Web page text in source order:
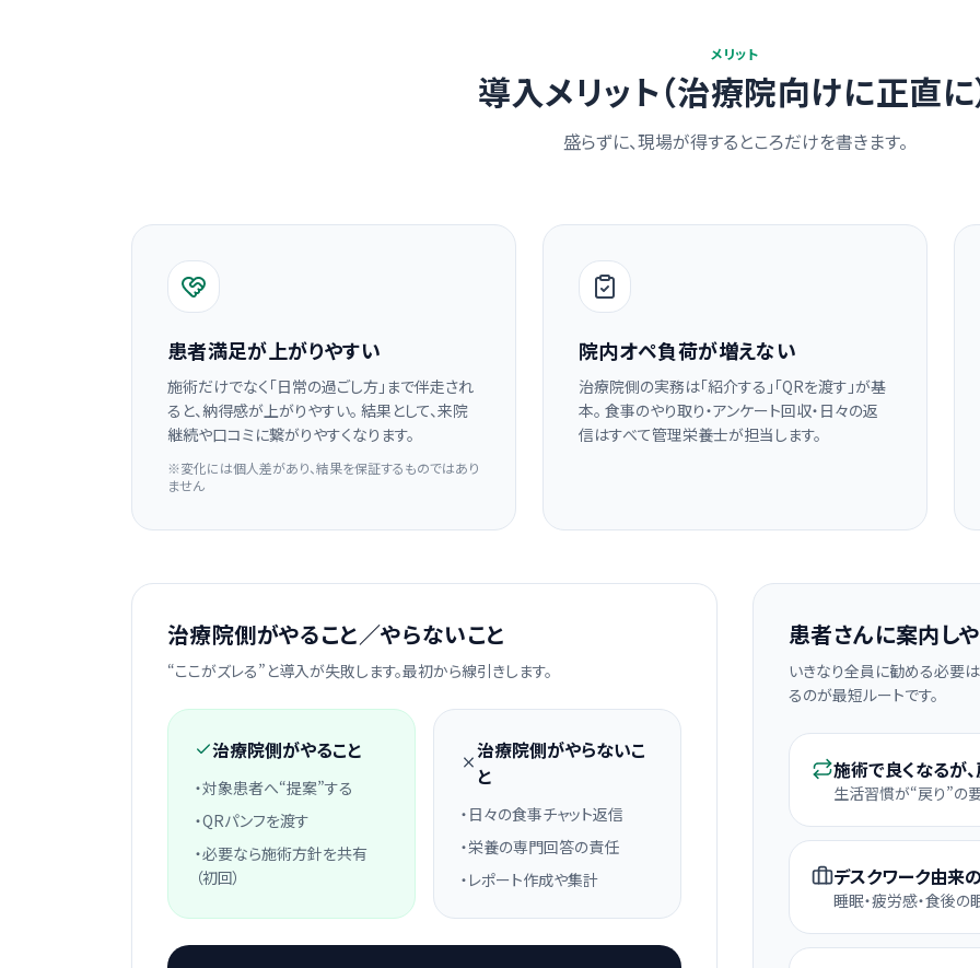
メリット
導入メリット（治療院向けに正直に
盛らずに、現場が得するところだけを書きます。
患者満足が上がりやすい
施術だけでなく「日常の過ごし方」まで伴走され
ると、納得感が上がりやすい。 結果として、来院
継続や口コミに繋がりやすくなります。
※変化には個人差があり、結果を保証するものではあり
ません
院内オペ負荷が増えない
治療院側の実務は「紹介する」「QRを渡す」が基
本。 食事のやり取り・アンケート回収・日々の返
信はすべて管理栄養士が担当します。
治療院側がやること／やらないこと
“ここがズレる”と導入が失敗します。最初から線引きします。
治療院側がやること
・対象患者へ“提案”する
・QRパンフを渡す
・必要なら施術方針を共有
（初回）
治療院側がやらないこ
と
・日々の食事チャット返信
・栄養の専門回答の責任
・レポート作成や集計
患者さんに案内し
いきなり全員に勧める必要は
るのが最短ルートです。
施術で良くなるが
生活習慣が“戻り”の
デスクワーク由来
睡眠・疲労感・食後の